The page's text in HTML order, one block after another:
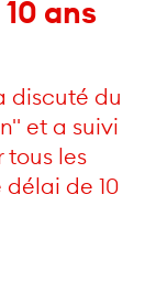
ans
discuté du
et a suivi
tous les
de 10